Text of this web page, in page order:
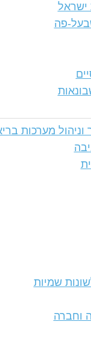
ישראל
פה
וניהול מערכות
שמיות
וחברה